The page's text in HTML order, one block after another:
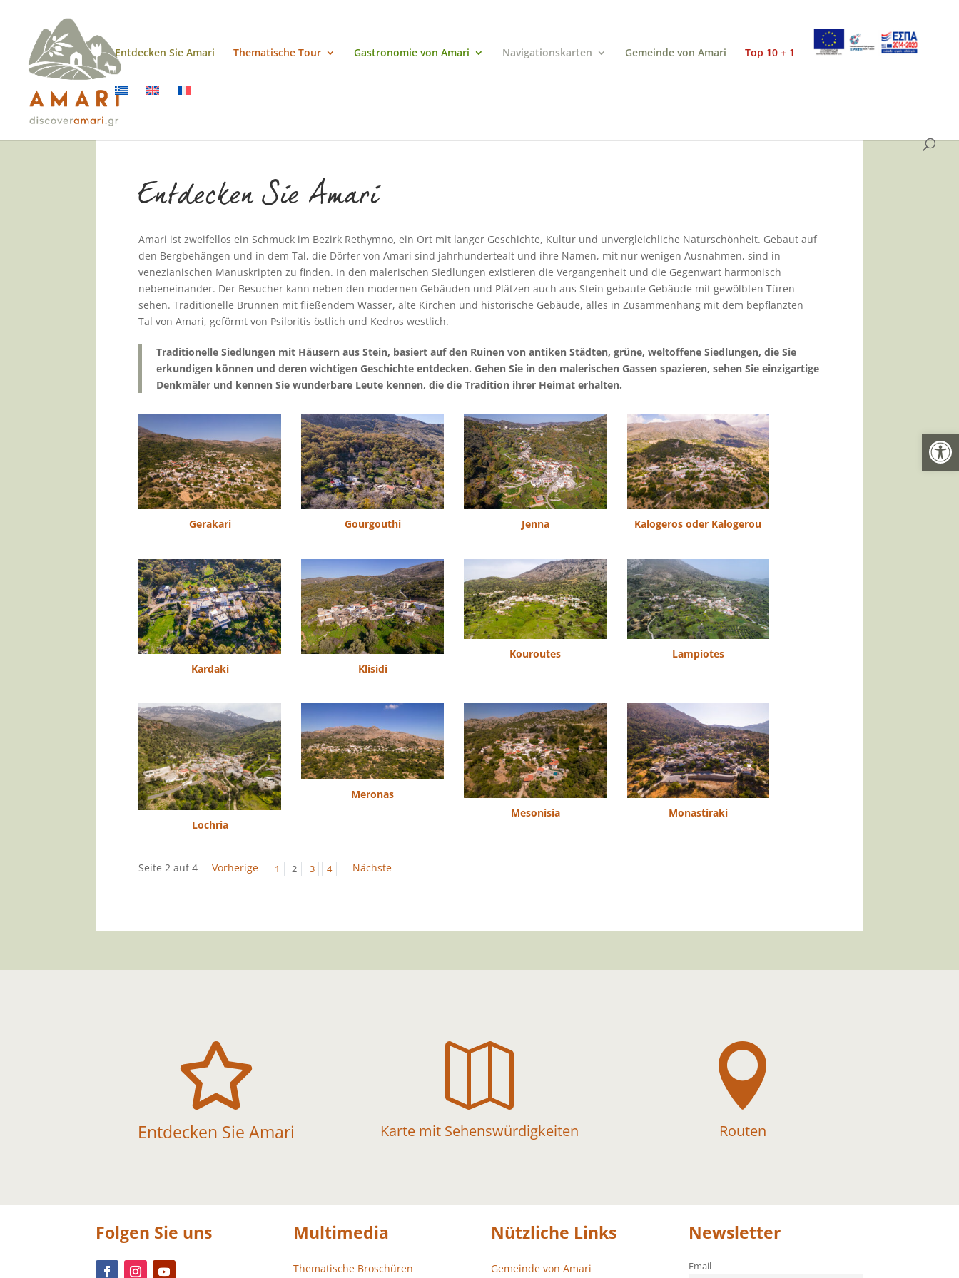
Entdecken Sie Amari Thematische Tour Gastronomie von Amari Navigationskarten Gemeinde von Amari Top 10 + 1
Entdecken Sie Amari
Amari ist zweifellos ein Schmuck im Bezirk Rethymno, ein Ort mit langer Geschichte, Kultur und unvergleichliche Naturschönheit. Gebaut auf
den Bergbehängen und in dem Tal, die Dörfer von Amari sind jahrhundertealt und ihre Namen, mit nur wenigen Ausnahmen, sind in
venezianischen Manuskripten zu finden. In den malerischen Siedlungen existieren die Vergangenheit und die Gegenwart harmonisch
nebeneinander. Der Besucher kann neben den modernen Gebäuden und Plätzen auch aus Stein gebaute Gebäude mit gewölbten Türen
sehen. Traditionelle Brunnen mit fließendem Wasser, alte Kirchen und historische Gebäude, alles in Zusammenhang mit dem bepflanzten
Tal von Amari, geförmt von Psiloritis östlich und Kedros westlich.
Traditionelle Siedlungen mit Häusern aus Stein, basiert auf den Ruinen von antiken Städten, grüne, weltoffene Siedlungen, die Sie
erkundigen können und deren wichtigen Geschichte entdecken. Gehen Sie in den malerischen Gassen spazieren, sehen Sie einzigartige
Denkmäler und kennen Sie wunderbare Leute kennen, die die Tradition ihrer Heimat erhalten.
Gerakari Gourgouthi Jenna Kalogeros oder Kalogerou
Kardaki Klisidi
Kouroutes Lampiotes
Lochria
Meronas
Mesonisia
Monastiraki
Seite 2 auf 4 Vorherige 1 2 3 4 Nächste

Entdecken Sie Amari

Karte mit Sehenswürdigkeiten

Routen
Folgen Sie uns Multimedia
Thematische Broschüren
Nützliche Links
Gemeinde von Amari
Newsletter
Email